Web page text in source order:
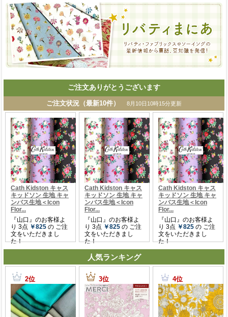
ご注文ありがとうございます
人気ランキング